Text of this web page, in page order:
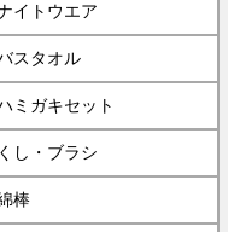
イトウエア
スタオル
ミガキセット
くし・ブラシ
棒